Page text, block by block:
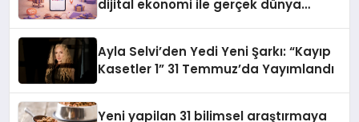
dijital ekonomi ile gerçek dünya
Ayla Selvi’den Yedi Yeni Şarkı: “Kayıp
Kasetler 1” 31 Temmuz’da Yayımlandı
Yeni yapilan 31 bilimsel araştırmaya